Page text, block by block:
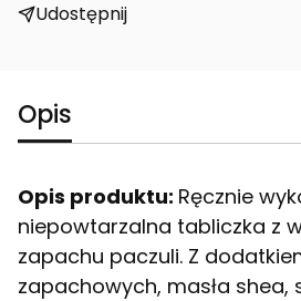
Udostępnij
Opis
Opis produktu: Ręcznie
niepowtarzalna tabliczka z
zapachu paczuli. Z
zapachowych, masła shea,